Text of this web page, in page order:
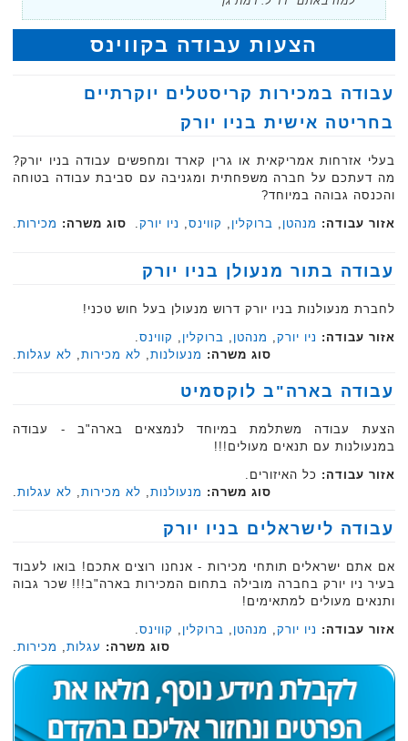
הצעות עבודה בקווינס
עבודה במכירות קריסטלים יוקרתיים
בחריטה אישית בניו יורק
בעלי אזרחות אמריקאית או גרין קארד ומחפשים עבודה בניו יורק?
מה דעתכם על חברה משפחתית ומגניבה עם סביבת עבודה בטוחה
והכנסה גבוהה במיוחד?
אזור עבודה: מנהטן ברוקלין קווינס ניו יורק סוג משרה: מכירות.‏
עבודה בתור מנעולן בניו יורק
לחברת מנעולנות בניו יורק דרוש מנעולן בעל חוש טכני!‏
אזור עבודה: ניו יורק מנהטן ברוקלין קווינס
סוג משרה: מנעולנות, לא מכירות, לא עגלות.
עבודה בארה"ב לוקסמיט
הצעת עבודה משתלמת במיוחד לנמצאים בארה"ב - עבודה
במנעולנות עם תנאים מעולים!!!
אזור עבודה: כל האיזורים.
סוג משרה: מנעולנות, לא מכירות, לא עגלות.
עבודה לישראלים בניו יורק
אם אתם ישראלים תותחי מכירות - אנחנו רוצים אתכם! בואו לעבוד
בעיר ניו יורק בחברה מובילה בתחום המכירות בארה"ב!!! שכר גבוה
ותנאים מעולים למתאימים!
אזור עבודה: ניו יורק מנהטן ברוקלין קווינס
סוג משרה: עגלות, מכירות.